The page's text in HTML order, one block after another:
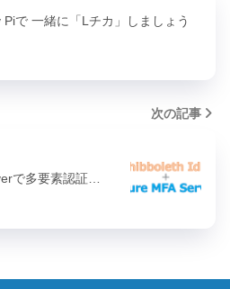
で 一緒に「Lチカ」しましょう
次の記事
で多要素認証…